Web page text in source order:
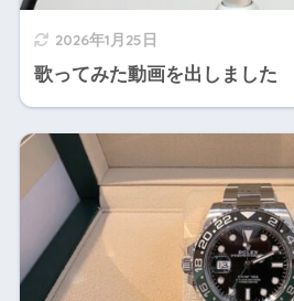
2026年1月25日
歌ってみた動画を出しました